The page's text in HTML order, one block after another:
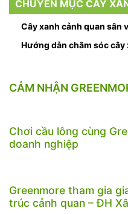
CHUYÊN MỤC CÂY
Cây xanh cảnh quan sân
Hướng dẫn chăm sóc cây
CẢM NHẬN
Chơi cầu lông cùng
doanh nghiệp
Greenmore tham gia
trúc cảnh quan – ĐH